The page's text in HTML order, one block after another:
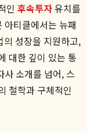
인 후속투자유치를
아티클에서는 뉴패
의 성장을 지원하고,
대한 깊이 있는 통
사 소개를 넘어, 스
철학과 구체적인